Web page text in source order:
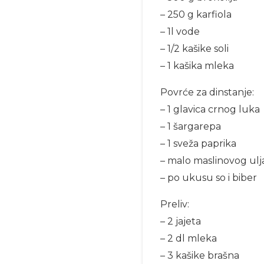
– 250 g karfiola
– 1l vode
– 1/2 kašike soli
– 1 kašika mleka
Povrće za dinstanje:
– 1 glavica crnog luka
– 1 šargarepa
– 1 sveža paprika
– malo maslinovog
– po ukusu so i biber
Preliv:
– 2 jajeta
– 2 dl mleka
– 3 kašike brašna